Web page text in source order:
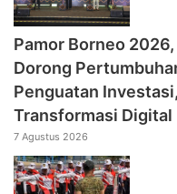
Pamor Borneo
Dorong
Penguatan
Transformasi Digital
7 Agustus 2026